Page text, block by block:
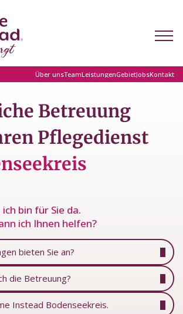
Über unsTeamLeistungenGebietJobsKontakt
Betreuung
Pflegedienst
bin für Sie da.
ich Ihnen helfen?
bieten Sie an?
die Betreuung?
Instead Bodenseekreis.